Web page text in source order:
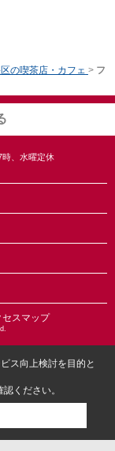
の喫茶店・カフェ > フ
、水曜定休
セスマップ
ス向上検討を目的と
認ください。